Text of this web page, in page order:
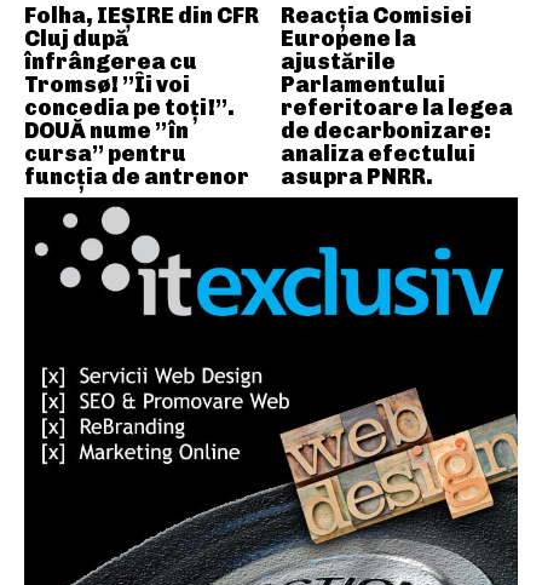
Folha, IEȘIRE din CFR
Cluj după
înfrângerea cu
Tromsø! ”Îi voi
concedia pe toți!”.
DOUĂ nume ”în
cursa” pentru
funcția de antrenor
Reacția Comisiei
Europene la
ajustările
Parlamentului
referitoare la legea
de decarbonizare:
analiza efectului
asupra PNRR.